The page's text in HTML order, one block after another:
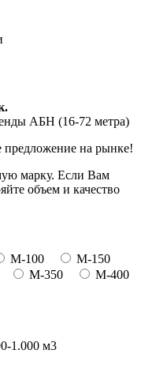
АБН (16-72 метра)
предложение на рынке!
марку. Если Вам
объем и качество
М-100
М-150
М-350
М-400
1.000 м3